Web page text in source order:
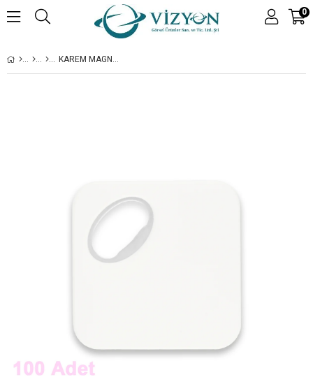
0
KAREM MAGNET ŞIŞE AÇACAĞI - 100 ADET